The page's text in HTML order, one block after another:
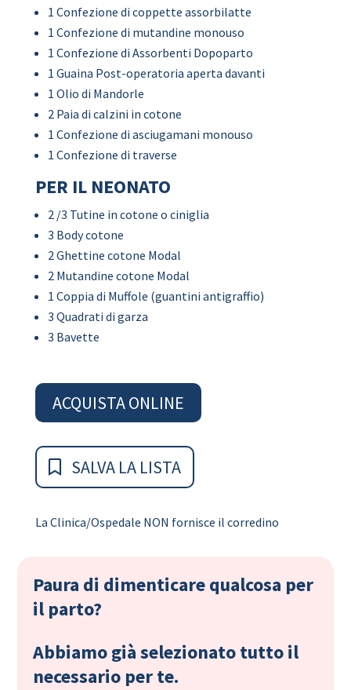
1 Confezione di coppette assorbilatte
1 Confezione di mutandine monouso
1 Confezione di Assorbenti Dopoparto
1 Guaina Post-operatoria aperta davanti
1 Olio di Mandorle
2 Paia di calzini in cotone
1 Confezione di asciugamani monouso
1 Confezione di traverse
PER IL NEONATO
2 /3 Tutine in cotone o ciniglia
3 Body cotone
2 Ghettine cotone Modal
2 Mutandine cotone Modal
1 Coppia di Muffole (guantini antigraffio)
3 Quadrati di garza
3 Bavette
ACQUISTA ONLINE
SALVA LA LISTA
La Clinica/Ospedale NON fornisce il corredino
Paura di dimenticare qualcosa per
il parto?
Abbiamo già selezionato tutto il
necessario per te.